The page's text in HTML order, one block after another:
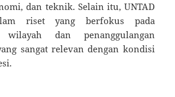
dan teknik. Selain itu, UNTAD
riset yang berfokus pada
wilayah dan penanggulangan
sangat relevan dengan kondisi